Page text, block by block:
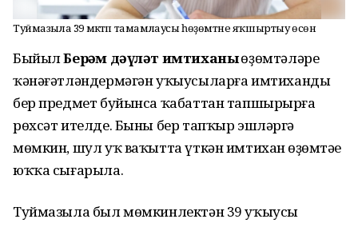
Туймазыла 39 мәктәп тамамлаусы һөҙөмтәне яҡшыртыу өсөн
БыйылБерҙәм дәүләт имтиханыһөҙөмтәләре
ҡәнәғәтләндермәгәнуҡыусыларғаимтиханды
бер предмет буйынса ҡабаттан тапшырырға
рөхсәт ителде.Быны бер тапҡыр эшләргә
мөмкин, шул уҡ ваҡытта үткән имтихан һөҙөмтәһе
юҡҡа сығарыла.
Туймазыла был мөмкинлектән 39 уҡыусы